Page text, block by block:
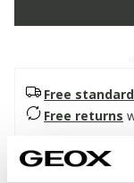
Free
Free returns
Description